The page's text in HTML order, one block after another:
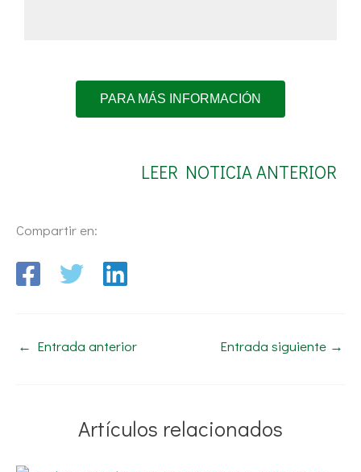
PARA MÁS INFORMACIÓN
LEER NOTICIA ANTERIOR
Compartir en:
← Entrada anterior Entrada siguiente →
Artículos relacionados